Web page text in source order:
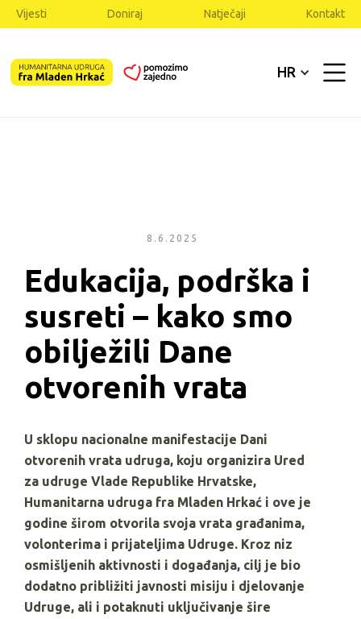
Vijesti Doniraj Natječaji Kontakt
HR
8.6.2025
Edukacija, podrška i
susreti – kako smo
obilježili Dane
otvorenih vrata
U sklopu nacionalne manifestacije Dani
otvorenih vrata udruga, koju organizira Ured
za udruge Vlade Republike Hrvatske,
Humanitarna udruga fra Mladen Hrkać i ove je
godine širom otvorila svoja vrata građanima,
volonterima i prijateljima Udruge. Kroz niz
osmišljenih aktivnosti i događanja, cilj je bio
dodatno približiti javnosti misiju i djelovanje
Udruge, ali i potaknuti uključivanje šire